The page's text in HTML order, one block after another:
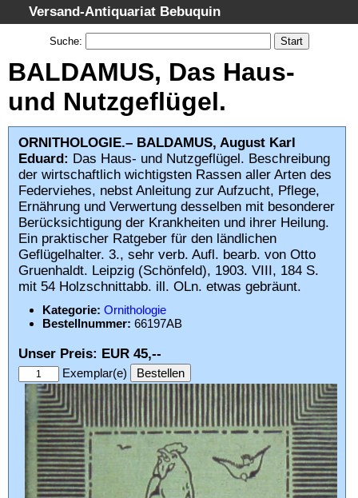
Versand-Antiquariat Bebuquin
Startseite
Suche
Schlagwörter
Gesamtbestand
Warenkorb
AGB
Widerruf
Datenschutz
Impressum
Suche:
BALDAMUS, Das Haus-
und Nutzgeflügel.
ORNITHOLOGIE.– BALDAMUS, August Karl
Eduard: Das Haus- und Nutzgeflügel. Beschreibung
der wirtschaftlich wichtigsten Rassen aller Arten des
Federviehes, nebst Anleitung zur Aufzucht, Pflege,
Ernährung und Verwertung desselben mit besonderer
Berücksichtigung der Krankheiten und ihrer Heilung.
Ein praktischer Ratgeber für den ländlichen
Geflügelhalter. 3., sehr verb. Aufl. bearb. von Otto
Gruenhaldt. Leipzig (Schönfeld), 1903. VIII, 184 S.
mit 54 Holzschnittabb. ill. OLn. etwas gebräunt.
Kategorie: Ornithologie
Bestellnummer: 66197AB
Unser Preis: EUR 45,--
Exemplar(e)